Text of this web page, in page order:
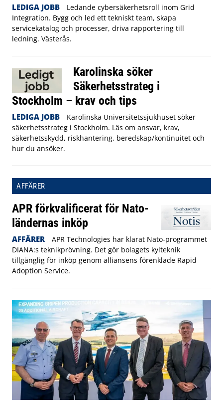
LEDIGA JOBB
Ledande cybersäkerhetsroll inom Grid
Integration. Bygg och led ett tekniskt team, skapa
servicekatalog och processer, driva rapportering till
ledning. Västerås.
Karolinska söker
Säkerhetsstrateg i
Stockholm – krav och tips
LEDIGA JOBB
Karolinska Universitetssjukhuset söker
säkerhetsstrateg i Stockholm. Läs om ansvar, krav,
säkerhetsskydd, riskhantering, beredskap/kontinuitet och
hur du ansöker.
AFFÄRER
APR förkvalificerat för Nato-
ländernas inköp
AFFÄRER
APR Technologies har klarat Nato-programmet
DIANA:s teknikprövning. Det gör bolagets kylteknik
tillgänglig för inköp genom alliansens förenklade Rapid
Adoption Service.